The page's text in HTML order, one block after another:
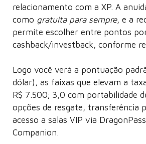
relacionamento com a XP. A
como gratuita para sempre, e a
permite escolher entre pontos
cashback/investback, conforme
Logo você verá a pontuação
dólar), as faixas que elevam a
R$ 7.500; 3,0 com portabilidade
opções de resgate, transferência
acesso a salas VIP via
Companion.